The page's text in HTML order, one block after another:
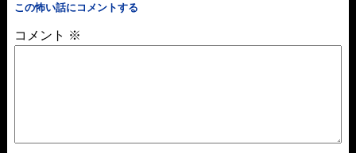
この怖い話にコメントする
コメント ※